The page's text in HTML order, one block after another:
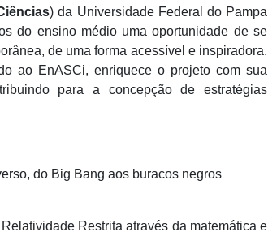
) da Universidade Federal do Pampa
do ensino médio uma oportunidade de se
de uma forma acessível e inspiradora.
ao EnASCi, enriquece o projeto com sua
para a concepção de estratégias
do Big Bang aos buracos negros
Restrita através da matemática e